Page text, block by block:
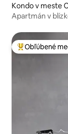
Kondo v meste
Apartmán v
Obľúbené